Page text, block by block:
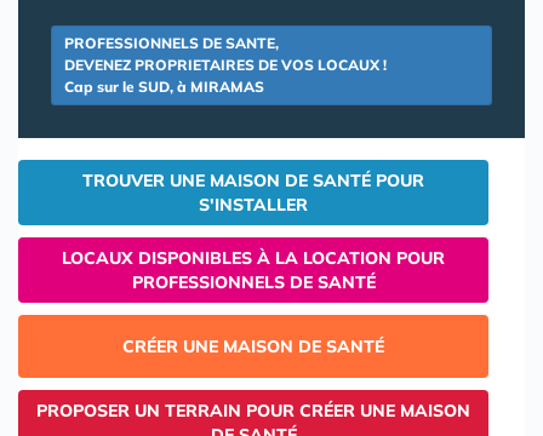
PROFESSIONNELS DE SANTE,
DEVENEZ PROPRIETAIRES DE VOS LOCAUX !
Cap sur le SUD, à MIRAMAS
TROUVER UNE MAISON DE SANTÉ POUR
S'INSTALLER
LOCAUX DISPONIBLES À LA LOCATION POUR
PROFESSIONNELS DE SANTÉ
CRÉER UNE MAISON DE SANTÉ
PROPOSER UN TERRAIN POUR CRÉER UNE MAISON